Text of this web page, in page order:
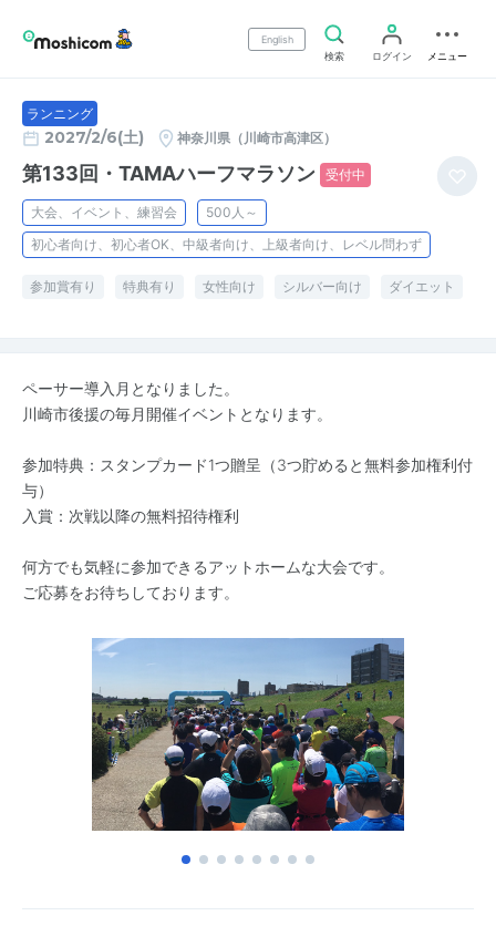
English
検索
ログイン メニュー
ランニング
2027/2/6(土) 神奈川県（川崎市高津区）
第133回・TAMAハーフマラソン 受付中
大会、イベント、練習会
500人～
初心者向け、初心者OK、中級者向け、上級者向け、レベル問わず
参加賞有り 特典有り 女性向け シルバー向け ダイエット
ペーサー導入月となりました。
川崎市後援の毎月開催イベントとなります。
参加特典：スタンプカード1つ贈呈（3つ貯めると無料参加権利付
与）
入賞：次戦以降の無料招待権利
何方でも気軽に参加できるアットホームな大会です。
ご応募をお待ちしております。